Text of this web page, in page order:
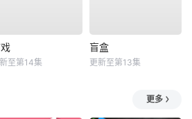
至第14集
盲盒
更新至第13集
更多